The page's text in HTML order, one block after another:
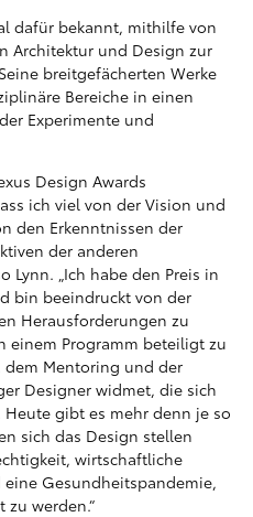
dafür bekannt, mithilfe von
Architektur und Design zur
breitgefächerten Werke
Bereiche in einen
Experimente und
Design Awards
ich viel von der Vision und
den Erkenntnissen der
der anderen
Lynn. „Ich habe den Preis in
bin beeindruckt von der
Herausforderungen zu
einem Programm beteiligt zu
dem Mentoring und der
Designer widmet, die sich
gibt es mehr denn je so
sich das Design stellen
wirtschaftliche
Gesundheitspandemie,
werden.“